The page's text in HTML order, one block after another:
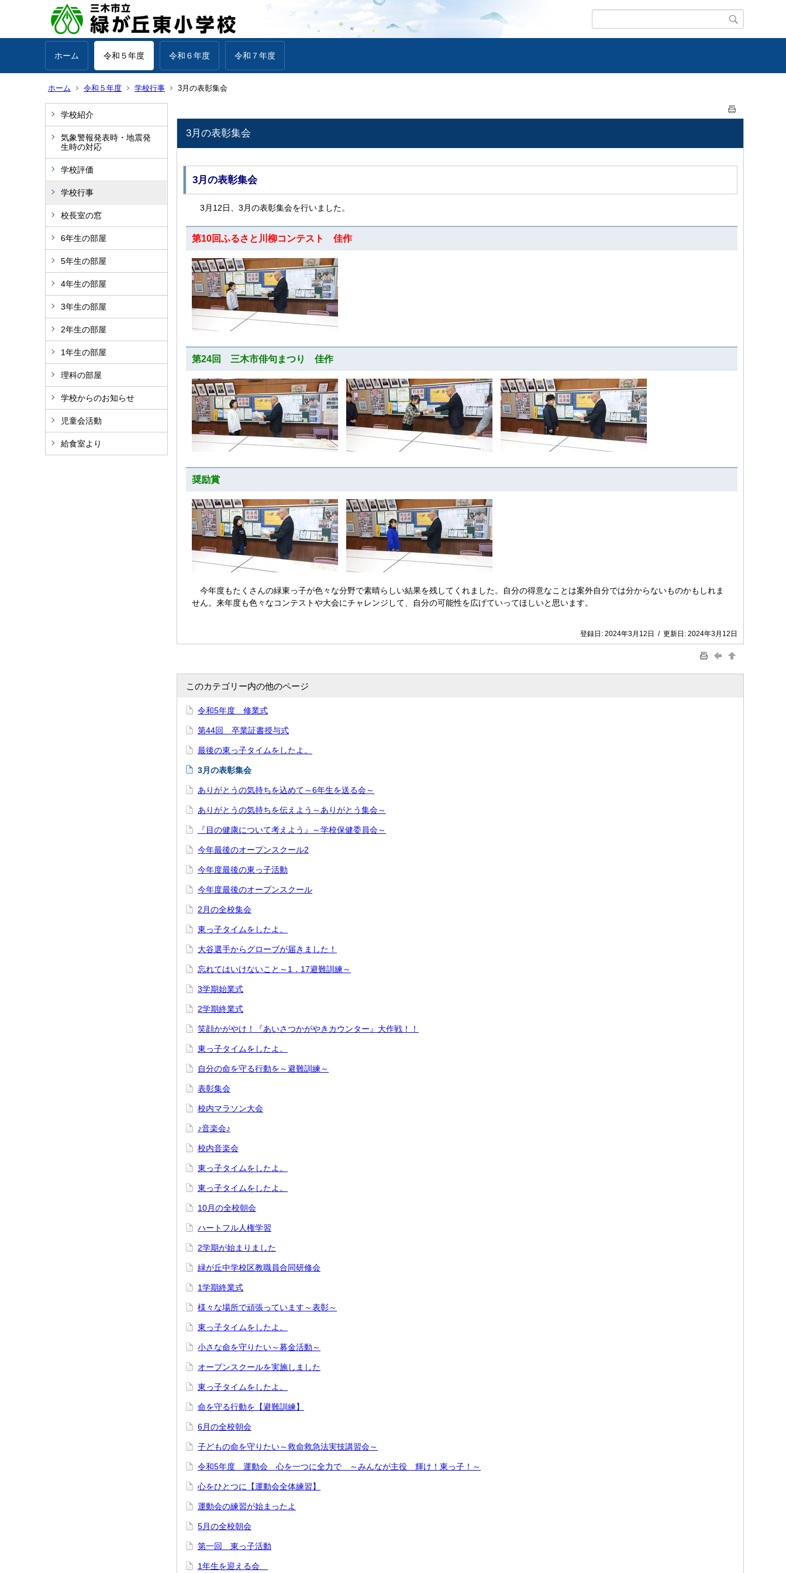
ホーム 令和５年度 令和６年度 令和７年度
ホーム 令和５年度 学校行事 3月の表彰集会
学校紹介
気象警報発表時・地震発
生時の対応
学校評価
学校行事
校長室の窓
6年生の部屋
5年生の部屋
4年生の部屋
3年生の部屋
2年生の部屋
1年生の部屋
理科の部屋
学校からのお知らせ
児童会活動
給食室より
3月の表彰集会
3月の表彰集会
3月12日、3月の表彰集会を行いました。
第10回ふるさと川柳コンテスト 佳作
第24回 三木市俳句まつり 佳作
奨励賞
今年度もたくさんの緑東っ子が色々な分野で素晴らしい結果を残してくれました。自分の得意なことは案外自分では分からないものかもしれま
せん。来年度も色々なコンテストや大会にチャレンジして、自分の可能性を広げていってほしいと思います。
登録日: 2024年3月12日 / 更新日: 2024年3月12日
このカテゴリー内の他のページ
令和5年度 修業式
第44回 卒業証書授与式
最後の東っ子タイムをしたよ。
3月の表彰集会
ありがとうの気持ちを込めて～6年生を送る会～
ありがとうの気持ちを伝えよう～ありがとう集会～
『目の健康について考えよう』～学校保健委員会～
今年最後のオープンスクール2
今年度最後の東っ子活動
今年度最後のオープンスクール
2月の全校集会
東っ子タイムをしたよ。
大谷選手からグローブが届きました！
忘れてはいけないこと～1．17避難訓練～
3学期始業式
2学期終業式
笑顔かがやけ！『あいさつかがやきカウンター』大作戦！！
東っ子タイムをしたよ。
自分の命を守る行動を～避難訓練～
表彰集会
校内マラソン大会
♪音楽会♪
校内音楽会
東っ子タイムをしたよ。
東っ子タイムをしたよ。
10月の全校朝会
ハートフル人権学習
2学期が始まりました
緑が丘中学校区教職員合同研修会
1学期終業式
様々な場所で頑張っています～表彰～
東っ子タイムをしたよ。
小さな命を守りたい～募金活動～
オープンスクールを実施しました
東っ子タイムをしたよ。
命を守る行動を【避難訓練】
6月の全校朝会
子どもの命を守りたい～救命救急法実技講習会～
令和5年度 運動会 心を一つに全力で ～みんなが主役 輝け！東っ子！～
心をひとつに【運動会全体練習】
運動会の練習が始まったよ
5月の全校朝会
第一回 東っ子活動
1年生を迎える会